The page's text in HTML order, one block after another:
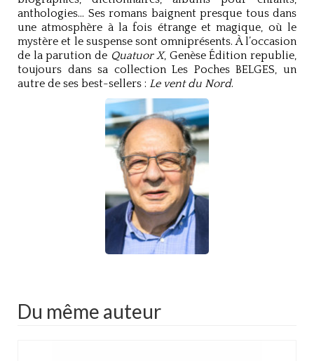
anthologies… Ses romans baignent presque tous dans
une atmosphère à la fois étrange et magique, où le
mystère et le suspense sont omniprésents. À l’occasion
de la parution de Quatuor X, Genèse Édition republie,
toujours dans sa collection Les Poches BELGES, un
autre de ses best-sellers : Le vent du Nord.
Du même auteur